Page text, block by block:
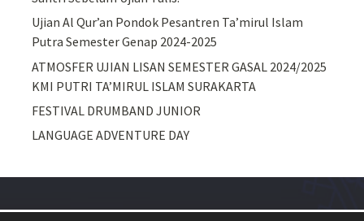
Ujian Al Qur’an Pondok Pesantren Ta’mirul Islam
Putra Semester Genap 2024-2025
ATMOSFER UJIAN LISAN SEMESTER GASAL 2024/2025
KMI PUTRI TA’MIRUL ISLAM SURAKARTA
FESTIVAL DRUMBAND JUNIOR
LANGUAGE ADVENTURE DAY